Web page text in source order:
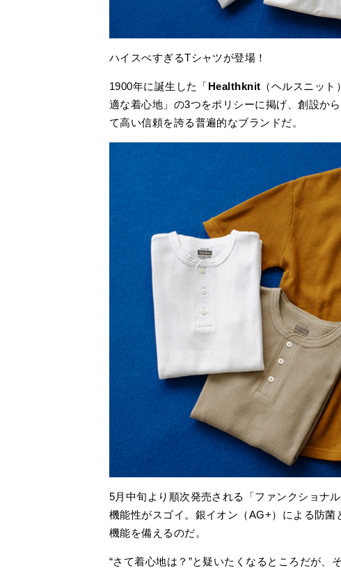
ハイスぺすぎるTシャツが登場！
1900年に誕生した「Healthknit （ヘルスニッ
適な着心地」の3つをポリシーに掲げ、創設か
て高い信頼を誇る普遍的なブランドだ。
5月中旬より順次発売される「ファンクショナ
機能性がスゴイ。銀イオン（AG+）による防
機能を備えるのだ。
“さて着心地は？”と疑いたくなるところだが、